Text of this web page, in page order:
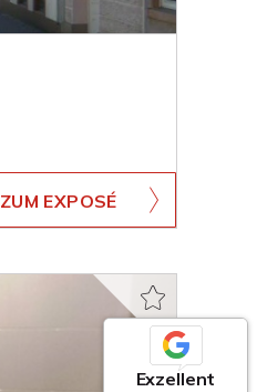
ZUM EXPOSÉ
Exzellent